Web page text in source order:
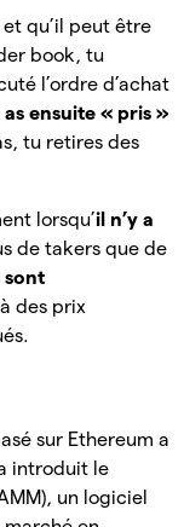
qu’il peut être
book, tu
l’ordre d’achat
ensuite « pris »
tu retires des
lorsqu’il n’y a
de takers que de
sont
des prix
sur Ethereum a
introduit le
un logiciel